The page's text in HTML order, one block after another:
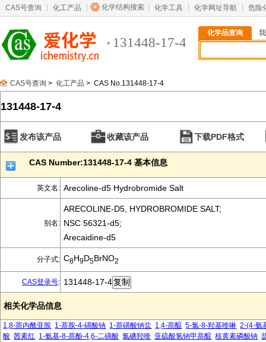
CAS号查询 化工产品 化学结构搜索 化学工具 化学网址导航 危险
131448-17-4
化学品查询
CAS号查询 > 化工产品 > CAS No.131448-17-4
131448-17-4
发布该产品 收藏该产品 下载PDF格式
CAS Number:131448-17-4 基本信息
英文名: Arecoline-d5 Hydrobromide Salt
别名:
ARECOLINE-D5, HYDROBROMIDE SALT;
NSC 56321-d5;
Arecaidine-d5
分子式: C8H9D5BrNO2
CAS登录号: 131448-17-4
相关化学品信息
1,8-萘内酰亚胺 1-萘胺-4-磺酸钠 1-萘磺酸钠盐 1,4-萘醌 5-氯-8-羟基喹啉 2-(4-氨
酸 茜素红 1-氨基-8-萘酚-4,6-二磺酸 氯碘羟喹 亚硫酸氢钠甲萘醌 核黄素磷酸钠